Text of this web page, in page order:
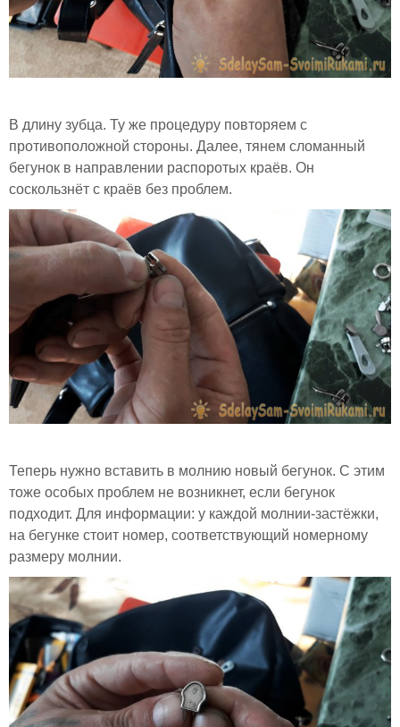
В длину зубца. Ту же процедуру повторяем с
противоположной стороны. Далее, тянем сломанный
бегунок в направлении распоротых краёв. Он
соскользнёт с краёв без проблем.
Теперь нужно вставить в молнию новый бегунок. С этим
тоже особых проблем не возникнет, если бегунок
подходит. Для информации: у каждой молнии-застёжки,
на бегунке стоит номер, соответствующий номерному
размеру молнии.